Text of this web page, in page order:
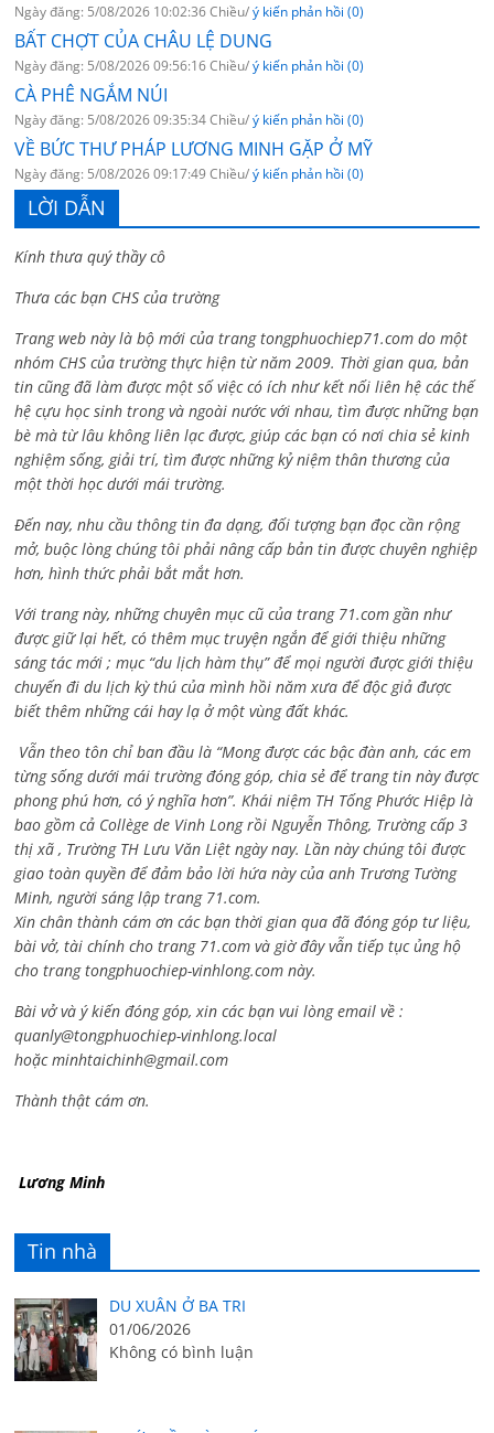
Ngày đăng: 5/08/2026 10:02:36 Chiều/ý kiến phản hồi (0)
BẤT CHỢT CỦA CHÂU LỆ DUNG
Ngày đăng: 5/08/2026 09:56:16 Chiều/ý kiến phản hồi (0)
CÀ PHÊ NGẮM NÚI
Ngày đăng: 5/08/2026 09:35:34 Chiều/ý kiến phản hồi (0)
VỀ BỨC THƯ PHÁP LƯƠNG MINH GẶP Ở MỸ
Ngày đăng: 5/08/2026 09:17:49 Chiều/ý kiến phản hồi (0)
LỜI DẪN
Kính thưa quý thầy cô
Thưa các bạn CHS của trường
Trang web này là bộ mới của trang tongphuochiep71.com do một
nhóm CHS của trường thực hiện từ năm 2009. Thời gian qua, bản
tin cũng đã làm được một số việc có ích như kết nối liên hệ các thế
hệ cựu học sinh trong và ngoài nước với nhau, tìm được những bạn
bè mà từ lâu không liên lạc được, giúp các bạn có nơi chia sẻ kinh
nghiệm sống, giải trí, tìm được những kỷ niệm thân thương của
một thời học dưới mái trường.
Đến nay, nhu cầu thông tin đa dạng, đối tượng bạn đọc cần rộng
mở, buộc lòng chúng tôi phải nâng cấp bản tin được chuyên nghiệp
hơn, hình thức phải bắt mắt hơn.
Với trang này, những chuyên mục cũ của trang 71.com gần như
được giữ lại hết, có thêm mục truyện ngắn để giới thiệu những
sáng tác mới ; mục “du lịch hàm thụ” để mọi người được giới thiệu
chuyến đi du lịch kỳ thú của mình hồi năm xưa để độc giả được
biết thêm những cái hay lạ ở một vùng đất khác.
Vẫn theo tôn chỉ ban đầu là “Mong được các bậc đàn anh, các em
từng sống dưới mái trường đóng góp, chia sẻ để trang tin này được
phong phú hơn, có ý nghĩa hơn”. Khái niệm TH Tống Phước Hiệp là
bao gồm cả Collège de Vinh Long rồi Nguyễn Thông, Trường cấp 3
thị xã , Trường TH Lưu Văn Liệt ngày nay. Lần này chúng tôi được
giao toàn quyền để đảm bảo lời hứa này của anh Trương Tường
Minh, người sáng lập trang 71.com.
Xin chân thành cám ơn các bạn thời gian qua đã đóng góp tư liệu,
bài vở, tài chính cho trang 71.com và giờ đây vẫn tiếp tục ủng hộ
cho trang tongphuochiep-vinhlong.com này.
Bài vở và ý kiến đóng góp, xin các bạn vui lòng email về :
quanly@tongphuochiep-vinhlong.local
hoặcminhtaichinh@gmail.com
Thành thật cám ơn.
Lương Minh
Tin nhà
DU XUÂN Ở BA TRI
01/06/2026
Không có bình luận